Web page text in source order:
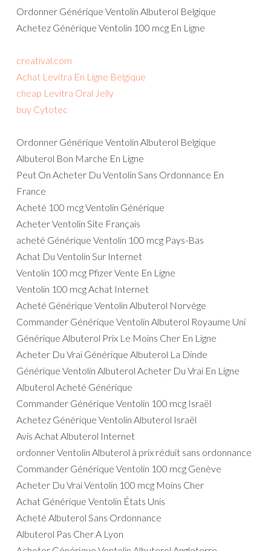
Ordonner Générique Ventolin Albuterol Belgique
Achetez Générique Ventolin 100 mcg En Ligne
creatival.com
Achat Levitra En Ligne Belgique
cheap Levitra Oral Jelly
buy Cytotec
Ordonner Générique Ventolin Albuterol Belgique
Albuterol Bon Marche En Ligne
Peut On Acheter Du Ventolin Sans Ordonnance En
France
Acheté 100 mcg Ventolin Générique
Acheter Ventolin Site Français
acheté Générique Ventolin 100 mcg Pays-Bas
Achat Du Ventolin Sur Internet
Ventolin 100 mcg Pfizer Vente En Ligne
Ventolin 100 mcg Achat Internet
Acheté Générique Ventolin Albuterol Norvège
Commander Générique Ventolin Albuterol Royaume Uni
Générique Albuterol Prix Le Moins Cher En Ligne
Acheter Du Vrai Générique Albuterol La Dinde
Générique Ventolin Albuterol Acheter Du Vrai En Ligne
Albuterol Acheté Générique
Commander Générique Ventolin 100 mcg Israël
Achetez Générique Ventolin Albuterol Israël
Avis Achat Albuterol Internet
ordonner Ventolin Albuterol à prix réduit sans ordonnance
Commander Générique Ventolin 100 mcg Genève
Acheter Du Vrai Ventolin 100 mcg Moins Cher
Achat Générique Ventolin États Unis
Acheté Albuterol Sans Ordonnance
Albuterol Pas Cher A Lyon